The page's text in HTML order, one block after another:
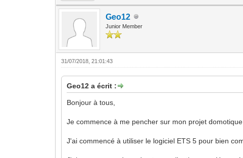
Geo12
Junior Member
31/07/2018, 21:01:43
Geo12 a écrit :
Bonjour à tous,
Je commence à me pencher sur mon projet
J'ai commencé à utiliser le logiciel ETS 5 pour bien